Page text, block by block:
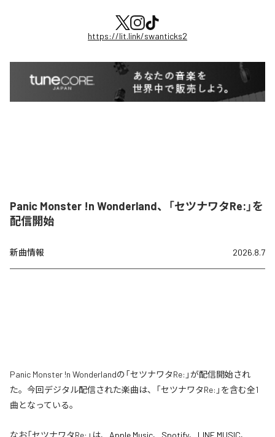
https://lit.link/swanticks2
Panic Monster !n Wonderland、「セツナワタRe:」を
配信開始
新曲情報 2026.8.7
Panic Monster !n Wonderlandの「セツナワタRe:」が配信開始され
た。今回デジタル配信された楽曲は、「セツナワタRe:」を含む全1
曲となっている。
なお「セツナワタRe: 」は、 Apple Music、 Spotify、 LINE MUSIC、